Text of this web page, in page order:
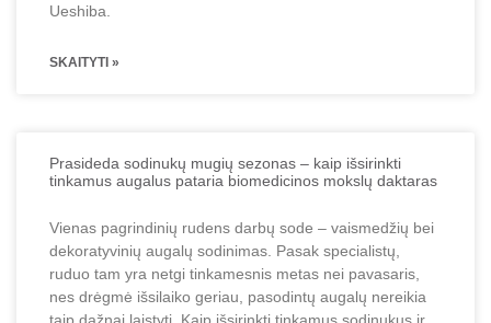
Ueshiba.
SKAITYTI »
Prasideda sodinukų mugių sezonas – kaip išsirinkti
tinkamus augalus pataria biomedicinos mokslų daktaras
Vienas pagrindinių rudens darbų sode – vaismedžių bei
dekoratyvinių augalų sodinimas. Pasak specialistų,
ruduo tam yra netgi tinkamesnis metas nei pavasaris,
nes drėgmė išsilaiko geriau, pasodintų augalų nereikia
taip dažnai laistyti. Kaip išsirinkti tinkamus sodinukus ir